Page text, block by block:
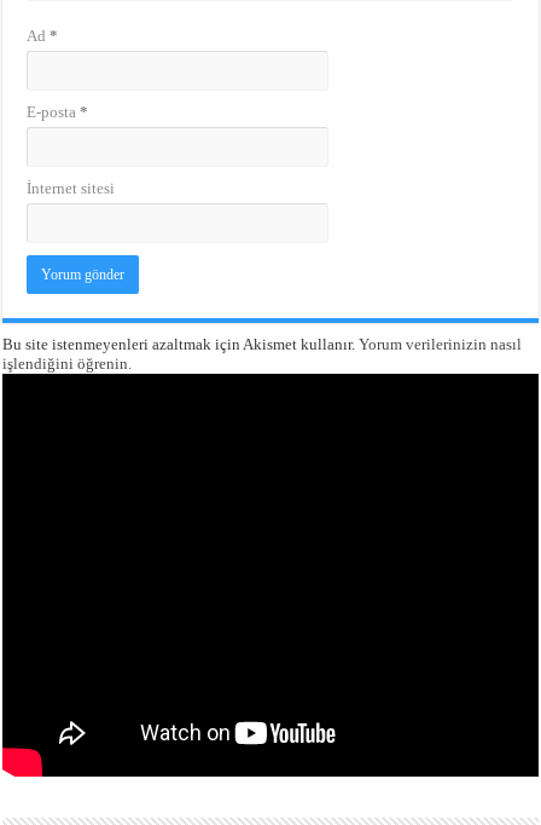
Ad*
E-posta*
İnternet sitesi
Bu site istenmeyenleri azaltmak için Akismet kullanır.Yorum verilerinizin nasıl
işlendiğini öğrenin.